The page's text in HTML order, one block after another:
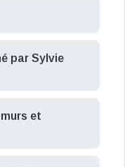
par Sylvie
et